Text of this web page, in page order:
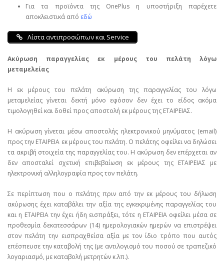
Για τα προϊόντα της OnePlus η υποστήριξη παρέχετε
αποκλειστικά από εδώ
Λίστα αντιπροσώπων και Service
Ακύρωση παραγγελίας εκ μέρους του πελάτη λόγω
μεταμελείας
Η εκ μέρους του πελάτη ακύρωση της παραγγελίας του λόγω
μεταμελείας γίνεται δεκτή μόνο εφόσον δεν έχει το είδος ακόμα
τιμολογηθεί και δοθεί προς αποστολή εκ μέρους της ΕΤΑΙΡΕΙΑΣ.
Η ακύρωση γίνεται μέσω αποστολής ηλεκτρονικού μηνύματος (email)
προς την ΕΤΑΙΡΕΙΑ εκ μέρους του πελάτη. Ο πελάτης οφείλει να δηλώσει
τα ακριβή στοιχεία της παραγγελίας του. Η ακύρωση δεν επέρχεται αν
δεν αποσταλεί σχετική επιβεβαίωση εκ μέρους της ΕΤΑΙΡΕΙΑΣ με
ηλεκτρονική αλληλογραφία προς τον πελάτη.
Σε περίπτωση που ο πελάτης πριν από την εκ μέρους του δήλωση
ακύρωσης έχει καταβάλει την αξία της εγκεκριμένης παραγγελίας του
και η ΕΤΑΙΡΕΙΑ την έχει ήδη εισπράξει, τότε η ΕΤΑΙΡΕΙΑ οφείλει μέσα σε
προθεσμία δεκατεσσάρων (14) ημερολογιακών ημερών να επιστρέψει
στον πελάτη την εισπραχθείσα αξία με τον ίδιο τρόπο που αυτός
επέσπευσε την καταβολή της (με αντιλογισμό του ποσού σε τραπεζικό
λογαριασμό, με καταβολή μετρητών κ.λπ.).